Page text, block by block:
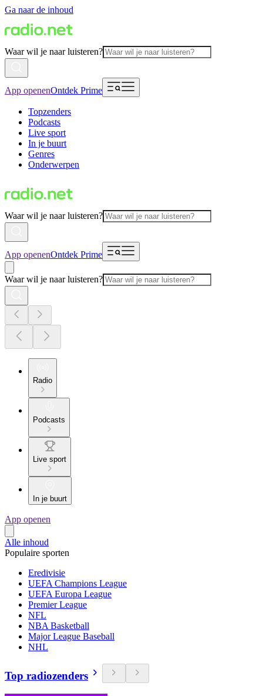
Ga naar de inhoud
Waar wil je naar luisteren?
App openenOntdek Prime
Topzenders
Podcasts
Live sport
In je buurt
Genres
Onderwerpen
Waar wil je naar luisteren?
App openenOntdek Prime
Waar wil je naar luisteren?
Radio
Podcasts
Live sport
In je buurt
App openen
Alle inhoud
Populaire sporten
Eredivisie
UEFA Champions League
UEFA Europa League
Premier League
NFL
NBA Basketball
Major League Baseball
NHL
Top radiozenders